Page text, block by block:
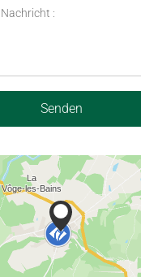
Senden